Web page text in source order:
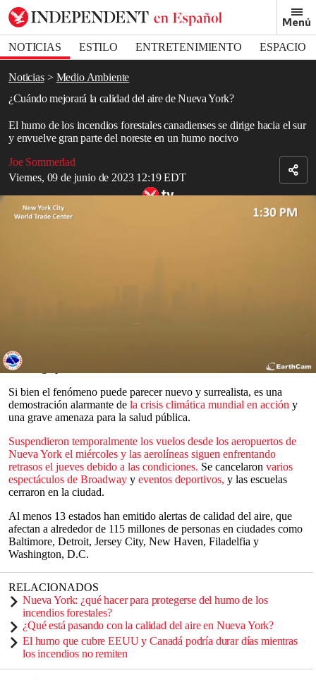
Menú
NOTICIAS ESTILO ENTRETENIMIENTO
ESPACIO
DEPORTES
Noticias
Medio Ambiente
¿Cuándo mejorará la calidad del aire de Nueva York?
El humo de los incendios forestales canadienses se dirige hacia el sur
y envuelve gran parte del noreste en un humo nocivo
Joe Sommerlad
Viernes, 09 de junio de 2023 12:19 EDT
Bookmark popover
Removed from bookmarks
Close popover
seconds
seconds
Apocalípticas imágenes de lapso de tiempo muestran cómo Nueva
York desaparece entre el humo naranja de los incendios forestales de
la Estatua de la Libertad, el Puente de Brooklyn y el Empire State
Building apenas visibles debido a la intensa contaminación del aire.
Si bien el fenómeno puede parecer nuevo y surrealista, es una
demostración alarmante de la crisis climática mundial en acción y
una grave amenaza para la salud pública.
Suspendieron temporalmente los vuelos desde los aeropuertos de
Nueva York el miércoles y las aerolíneas siguen enfrentando
retrasos el jueves debido a las condiciones. Se cancelaron varios
espectáculos de Broadway y eventos deportivos, y las escuelas
cerraron en la ciudad.
Al menos 13 estados han emitido alertas de calidad del aire, que
afectan a alrededor de 115 millones de personas en ciudades como
Baltimore, Detroit, Jersey City, New Haven, Filadelfia y
Washington, D.C.
RELACIONADOS
Nueva York: ¿qué hacer para protegerse del humo de los
incendios forestales?
¿Qué está pasando con la calidad del aire en Nueva York?
El humo que cubre EEUU y Canadá podría durar días mientras
los incendios no remiten